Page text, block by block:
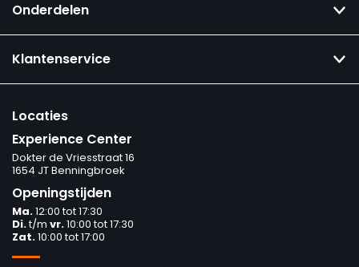
Onderdelen
Klantenservice
Locaties
Experience Center
Dokter de Vriesstraat 16
1654 JT Benningbroek
Openingstijden
Ma.12:00 tot 17:30
Di.t/m vr.10:00 tot 17:30
Zat.10:00 tot 17:00